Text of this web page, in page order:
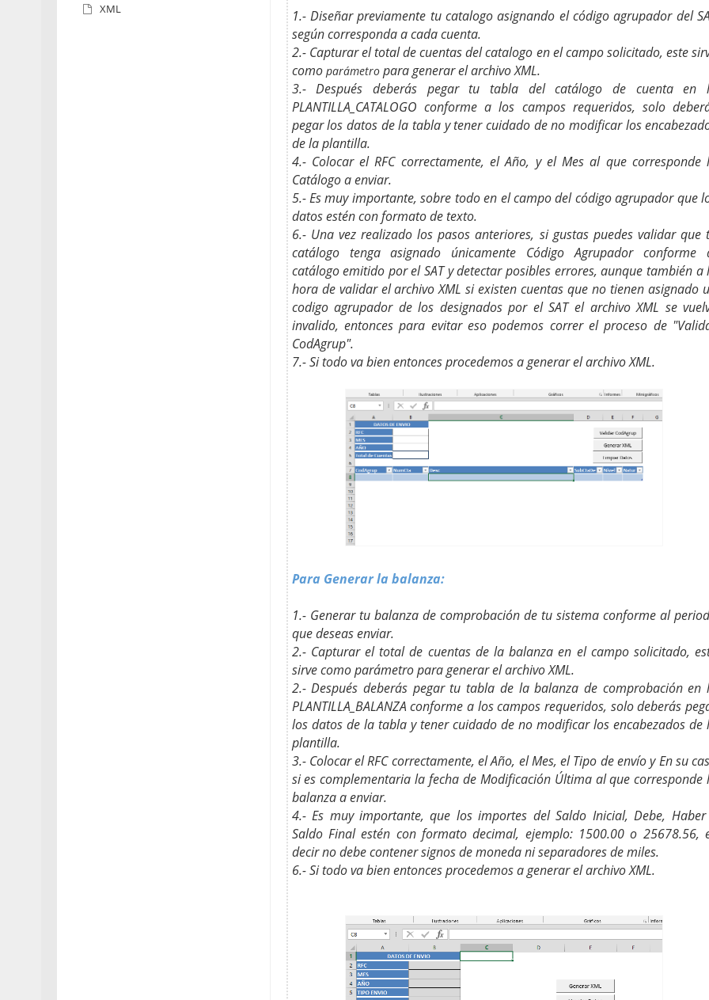
XML
1.- Diseñar previamente tu catalogo asignando el código agrupador del
según corresponda a cada cuenta.
2.- Capturar el total de cuentas del catalogo en el campo solicitado, este
como parámetropara generar el archivo XML.
3.- Después deberás pegar tu tabla del catálogo de cuenta en
PLANTILLA_CATALOGO conforme a los campos requeridos, solo
pegar los datos de la tabla y tener cuidado de no modificar los
de la plantilla.
4.- Colocar el RFC correctamente, el Año, y el Mes al que corresponde
Catálogo a enviar.
5.- Es muy importante, sobre todo en el campo del código agrupador que
datos estén con formato de texto.
6.- Una vez realizado los pasos anteriores, si gustas puedes validar que
catálogo tenga asignado únicamente Código Agrupador conforme
catálogo emitido por el SAT y detectar posibles errores, aunque también a
hora de validar el archivo XML si existen cuentas que no tienen asignado
codigo agrupador de los designados por el SAT el archivo XML se
invalido, entonces para evitar eso podemos correr el proceso de
CodAgrup".
7.- Si todo va bien entonces procedemos a generar el archivo XML.
Para Generar la balanza:
1.- Generar tu balanza de comprobación de tu sistema conforme al
que deseas enviar.
2.- Capturar el total de cuentas de la balanza en el campo solicitado,
sirve comoparámetropara generar el archivo XML.
2.- Después deberás pegar tu tabla de la balanza de comprobación en
PLANTILLA_BALANZA conforme a los campos requeridos, solo deberás
los datos de la tabla y tener cuidado de no modificar los encabezados de
plantilla.
3.- Colocar el RFC correctamente, el Año, el Mes, el Tipo de envío y En su
si es complementaria la fecha de Modificación Última al que corresponde
balanza a enviar.
4.- Es muy importante, que los importes del Saldo Inicial, Debe,
Saldo Final estén con formato decimal, ejemplo: 1500.00 o 25678.56,
decir no debe contener signos de moneda ni separadores de miles.
6.- Si todo va bien entonces procedemos a generar el archivo XML.